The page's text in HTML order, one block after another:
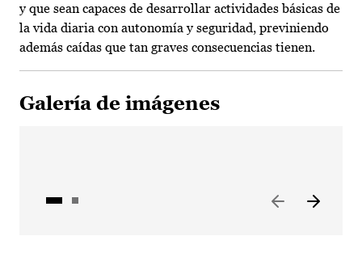
y que sean capaces de desarrollar actividades básicas de
la vida diaria con autonomía y seguridad, previniendo
además caídas que tan graves consecuencias tienen.
Galería de imágenes